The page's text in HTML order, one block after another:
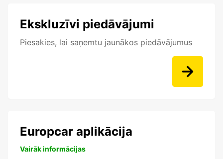
Ekskluzīvi piedāvājumi
Piesakies, lai saņemtu jaunākos piedāvājumus
Europcar aplikācija
Vairāk informācijas